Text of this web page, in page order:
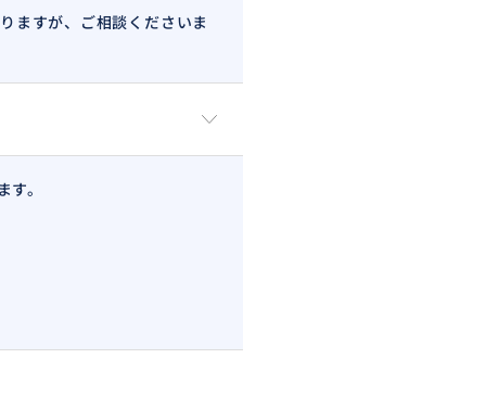
ますが、ご相談くださいま
す。